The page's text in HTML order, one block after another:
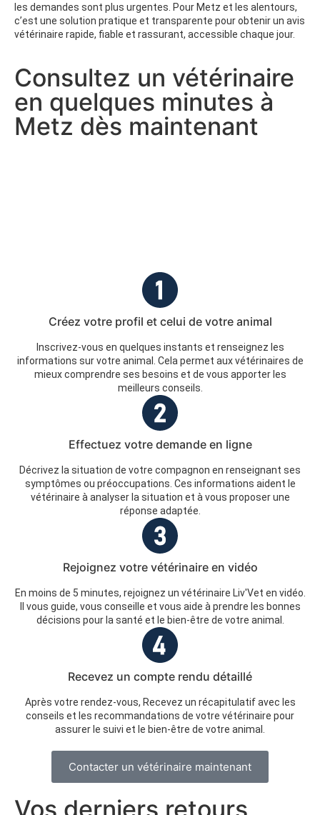
les demandes sont plus urgentes. Pour Metz et les alentours,
c’est une solution pratique et transparente pour obtenir un avis
vétérinaire rapide, fiable et rassurant, accessible chaque jour.
Consultez un vétérinaire
en quelques minutes à
Metz dès maintenant
Créez votre profil et celui de votre animal
Inscrivez-vous en quelques instants et renseignez les
informations sur votre animal. Cela permet aux vétérinaires de
mieux comprendre ses besoins et de vous apporter les
meilleurs conseils.
Effectuez votre demande en ligne
Décrivez la situation de votre compagnon en renseignant ses
symptômes ou préoccupations. Ces informations aident le
vétérinaire à analyser la situation et à vous proposer une
réponse adaptée.
Rejoignez votre vétérinaire en vidéo
En moins de 5 minutes, rejoignez un vétérinaire Liv'Vet en vidéo.
Il vous guide, vous conseille et vous aide à prendre les bonnes
décisions pour la santé et le bien-être de votre animal.
Recevez un compte rendu détaillé
Après votre rendez-vous, Recevez un récapitulatif avec les
conseils et les recommandations de votre vétérinaire pour
assurer le suivi et le bien-être de votre animal.
Contacter un vétérinaire maintenant
Vos derniers retours